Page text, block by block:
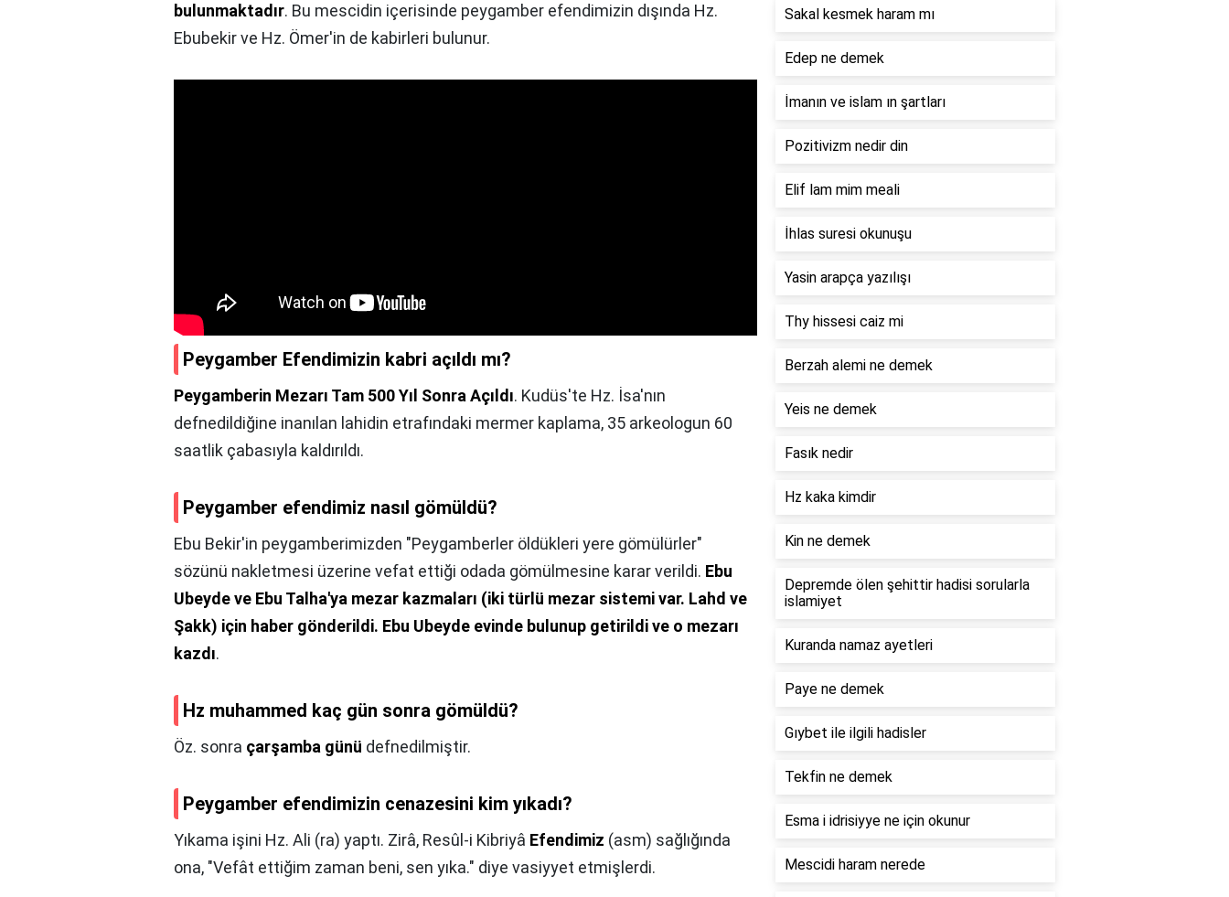
bulunmaktadır. Bu mescidin içerisinde peygamber efendimizin dışında Hz.
Ebubekir ve Hz. Ömer'in de kabirleri bulunur.
Peygamber Efendimizin kabri açıldı mı?
Peygamberin Mezarı Tam 500 Yıl Sonra Açıldı. Kudüs'te Hz. İsa'nın
defnedildiğine inanılan lahidin etrafındaki mermer kaplama, 35 arkeologun 60
saatlik çabasıyla kaldırıldı.
Peygamber efendimiz nasıl gömüldü?
Ebu Bekir'in peygamberimizden "Peygamberler öldükleri yere gömülürler"
sözünü nakletmesi üzerine vefat ettiği odada gömülmesine karar verildi. Ebu
Ubeyde ve Ebu Talha'ya mezar kazmaları (iki türlü mezar sistemi var. Lahd ve
Şakk) için haber gönderildi. Ebu Ubeyde evinde bulunup getirildi ve o mezarı
kazdı.
Hz muhammed kaç gün sonra gömüldü?
Öz. sonra çarşamba günü defnedilmiştir.
Peygamber efendimizin cenazesini kim yıkadı?
Yıkama işini Hz. Ali (ra) yaptı. Zirâ, Resûl-i Kibriyâ Efendimiz (asm) sağlığında
ona, "Vefât ettiğim zaman beni, sen yıka." diye vasiyyet etmişlerdi.
Sakal kesmek haram mı
Edep ne demek
İmanın ve islam ın şartları
Pozitivizm nedir din
Elif lam mim meali
İhlas suresi okunuşu
Yasin arapça yazılışı
Thy hissesi caiz mi
Berzah alemi ne demek
Yeis ne demek
Fasık nedir
Hz kaka kimdir
Kin ne demek
Depremde ölen şehittir hadisi sorularla
islamiyet
Kuranda namaz ayetleri
Paye ne demek
Gıybet ile ilgili hadisler
Tekfin ne demek
Esma i idrisiyye ne için okunur
Mescidi haram nerede